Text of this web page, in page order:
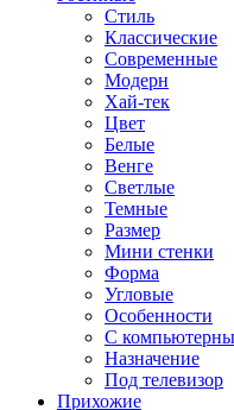
Стиль
Классические
Современные
Модерн
Хай-тек
Цвет
Белые
Венге
Светлые
Темные
Размер
Мини стенки
Форма
Угловые
Особенности
С
Назначение
Под телевизор
Прихожие